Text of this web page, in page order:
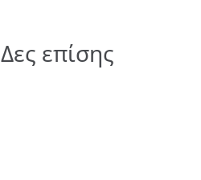
Δες επίσης